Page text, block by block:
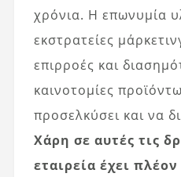
χρόνια. Η επωνυμία
εκστρατείες
επιρροές και
καινοτομίες
προσελκύσει και να
Χάρη σε αυτές τις
εταιρεία έχει